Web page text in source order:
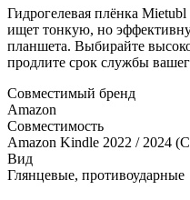
Гидрогелевая плёнка
ищет тонкую, но
планшета. Выбирайте
продлите срок службы
Совместимый бренд
Amazon
Совместимость
Amazon Kindle 2022 / 2024
Вид
Глянцевые, противоударные